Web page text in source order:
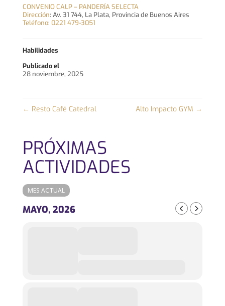
CONVENIO CALP – PANDERÍA SELECTA
Dirección: Av. 31 744, La Plata, Provincia de Buenos Aires
Teléfono: 0221 479-3051
Habilidades
Publicado el
28 noviembre, 2025
← Resto Café Catedral Alto Impacto GYM →
PRÓXIMAS
ACTIVIDADES
MES ACTUAL
MAYO, 2026